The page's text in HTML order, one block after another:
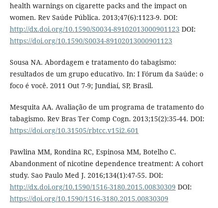
health warnings on cigarette packs and the impact on
women. Rev Saúde Pública. 2013;47(6):1123-9. DOI:
http://dx.doi.org/10.1590/S0034-89102013000901123 DOI:
https://doi.org/10.1590/S0034-89102013000901123
Sousa NA. Abordagem e tratamento do tabagismo:
resultados de um grupo educativo. In: I Fórum da Saúde: o
foco é você. 2011 Out 7-9; Jundiaí, SP, Brasil.
Mesquita AA. Avaliação de um programa de tratamento do
tabagismo. Rev Bras Ter Comp Cogn. 2013;15(2):35-44. DOI:
https://doi.org/10.31505/rbtcc.v15i2.601
Pawlina MM, Rondina RC, Espinosa MM, Botelho C.
Abandonment of nicotine dependence treatment: A cohort
study. Sao Paulo Med J. 2016;134(1):47-55. DOI:
http://dx.doi.org/10.1590/1516-3180.2015.00830309 DOI:
https://doi.org/10.1590/1516-3180.2015.00830309